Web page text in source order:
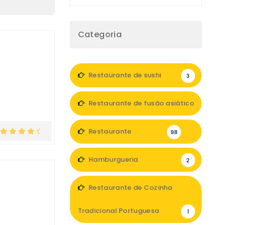
Categoria
Restaurante de sushi 3
Restaurante de fusão asiático
Restaurante 98
Hamburgueria 2
Restaurante de Cozinha
Tradicional Portuguesa 1